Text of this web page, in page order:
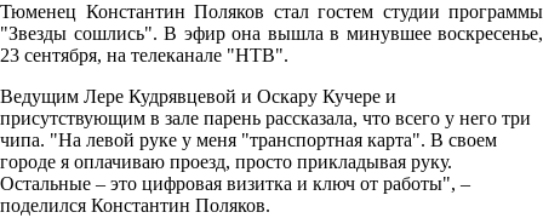
Тюменец Константин Поляков стал гостем студии программы
"Звезды сошлись". В эфир она вышла в минувшее воскресенье,
23 сентября, на телеканале "НТВ".
Ведущим Лере Кудрявцевой и Оскару Кучере и
присутствующим в зале парень рассказала, что всего у него три
чипа. "На левой руке у меня "транспортная карта". В своем
городе я оплачиваю проезд, просто прикладывая руку.
Остальные – это цифровая визитка и ключ от работы", –
поделился Константин Поляков.